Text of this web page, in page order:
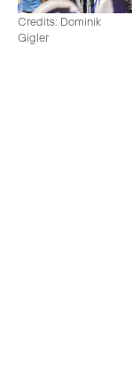
Credits: Dominik
Gigler